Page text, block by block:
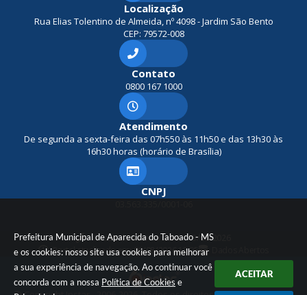
Prefeitura Municipal de Aparecida do Taboado - MS
e os cookies: nosso site usa cookies para melhorar
a sua experiência de navegação. Ao continuar você
concorda com a nossa Política de Cookies e
ACEITAR
Localização
Rua Elias Tolentino de Almeida, nº 4098 - Jardim São Bento
CEP: 79572-008
Contato
0800 167 1000
Atendimento
De segunda a sexta-feira das 07h550 às 11h50 e das 13h30 às
16h30 horas (horário de Brasília)
CNPJ
Versão do Sistema:3.5.3 - 19/06/2026
Portal atualizado em:06/08/2026 15:05